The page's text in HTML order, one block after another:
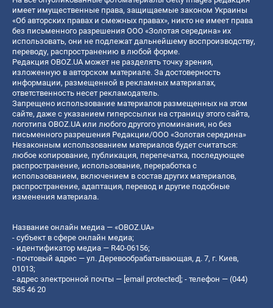
имеет имущественные права, защищаемые законом Украины
«Об авторских правах и смежных правах», никто не имеет права
без письменного разрешения ООО «Золотая середина» их
использовать, они не подлежат дальнейшему воспроизводству,
переводу, распространению в любой форме.
Редакция OBOZ.UA может не разделять точку зрения,
изложенную в авторском материале. За достоверность
информации, размещенной в рекламных материалах,
ответственность несет рекламодатель.
Запрещено использование материалов размещенных на этом
сайте, даже с указанием гиперссылки на страницу этого сайта,
логотипа OBOZ.UA или любого другого упоминания, но без
письменного разрешения Редакции/ООО «Золотая середина»
Незаконным использованием материалов будет считаться:
любое копирование, публикация, перепечатка, последующее
распространение, использование, переработка с
использованием, включением в состав других материалов,
распространение, адаптация, перевод и другие подобные
изменения материала.
Название онлайн медиа — «OBOZ.UA»
- субъект в сфере онлайн медиа;
- идентификатор медиа — R40-06156;
- почтовый адрес — ул. Деревообрабатывающая, д. 7, г. Киев,
01013;
- адрес электронной почты — [email protected] ; - телефон — (044)
585 46 20